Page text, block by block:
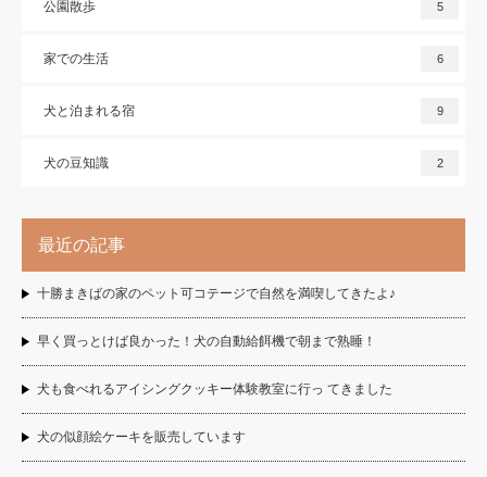
公園散歩 5
家での生活 6
犬と泊まれる宿 9
犬の豆知識 2
最近の記事
十勝まきばの家のペット可コテージで自然を満喫してきたよ♪
早く買っとけば良かった！犬の自動給餌機で朝まで熟睡！
犬も食べれるアイシングクッキー体験教室に行っ てきました
犬の似顔絵ケーキを販売しています